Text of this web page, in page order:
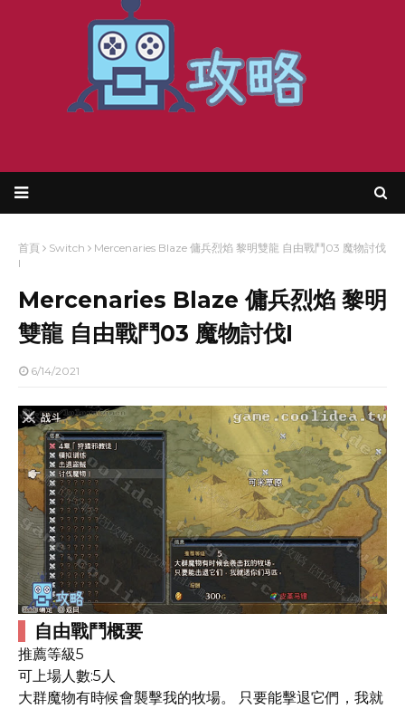
首頁 Switch
Mercenaries Blaze 傭兵烈焰 黎明雙龍 自由戰鬥03 魔物討伐
I
Mercenaries Blaze 傭兵烈焰 黎明
雙龍 自由戰鬥03 魔物討伐I
6/14/2021
自由戰鬥概要
推薦等級5
可上場人數:5人
大群魔物有時候會襲擊我的牧場。 只要能擊退它們，我就